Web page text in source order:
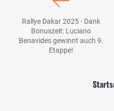
Rallye Dakar 2025 - Dank
Bonuszeit: Luciano
Benavides gewinnt auch 9.
Etappe!